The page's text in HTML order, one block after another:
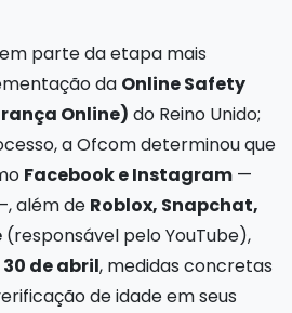
parte da etapa mais
da Online Safety
Online) do Reino Unido;
a Ofcom determinou que
Facebook e Instagram —
além de Roblox, Snapchat,
(responsável pelo YouTube),
30 de abril, medidas concretas
de idade em seus